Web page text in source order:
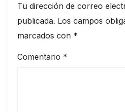
Tu dirección de correo
publicada. Los campos
marcados con *
Comentario *